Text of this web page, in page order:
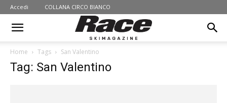
Accedi COLLANA CIRCO BIANCO
Home Tags San Valentino
Tag: San Valentino